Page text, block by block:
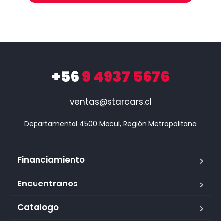
+569 4937 5676
ventas@starcars.cl
Financiamiento
Encuentranos
Catalogo